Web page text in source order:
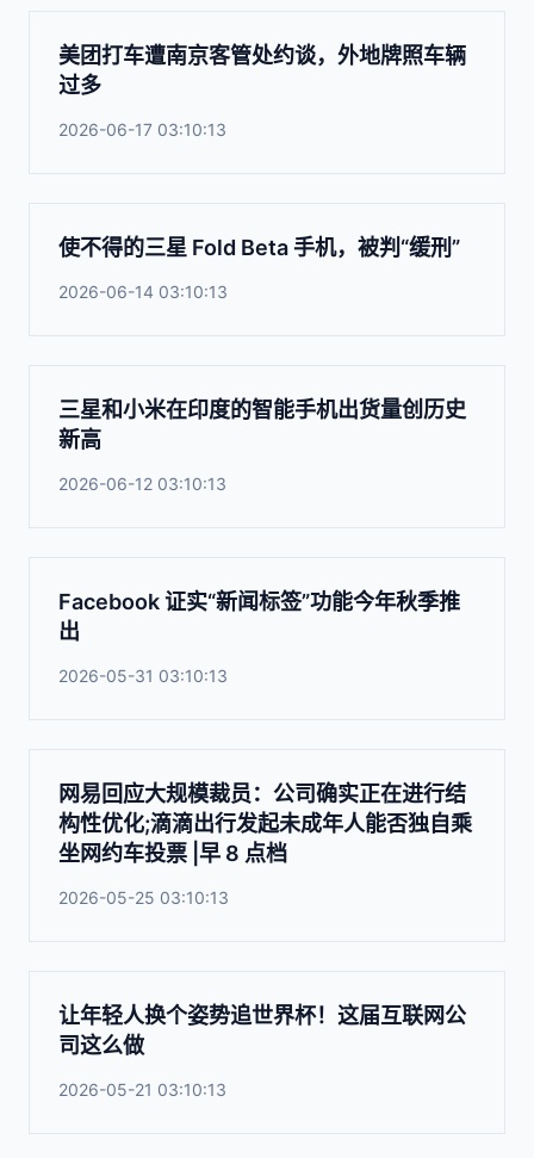
美团打车遭南京客管处约谈，外地牌照车辆
过多
2026-06-17 03:10:13
使不得的三星 Fold Beta 手机，被判“缓刑”
2026-06-14 03:10:13
三星和小米在印度的智能手机出货量创历史
新高
2026-06-12 03:10:13
Facebook 证实“新闻标签”功能今年秋季推
出
2026-05-31 03:10:13
网易回应大规模裁员：公司确实正在进行结
构性优化;滴滴出行发起未成年人能否独自乘
坐网约车投票 |早 8 点档
2026-05-25 03:10:13
让年轻人换个姿势追世界杯！这届互联网公
司这么做
2026-05-21 03:10:13